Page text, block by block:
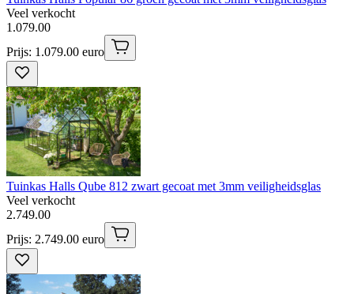
Veel verkocht
1 .079.00
Prijs: 1.079.00 euro
Tuinkas Halls Qube 812 zwart gecoat met 3mm veiligheidsglas
Veel verkocht
2.749.00
Prijs: 2.749.00 euro